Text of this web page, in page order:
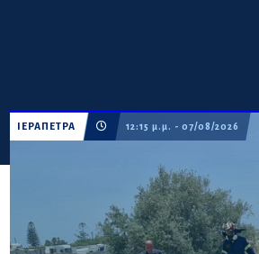
ΙΕΡΑΠΕΤΡΑ 12:15 μ.μ. - 07/08/2026